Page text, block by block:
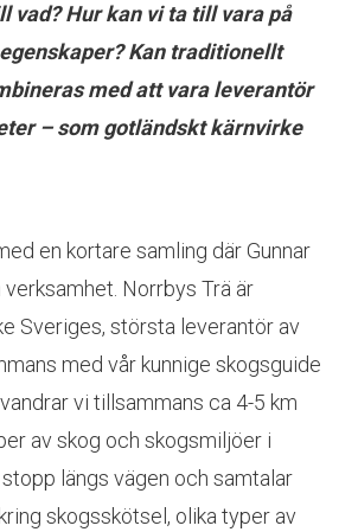
vad? Hur kan vi ta till vara på
Kan traditionellt
med att vara leverantör
– som gotländskt kärnvirke
en kortare samling där Gunnar
Norrbys Trä är
Sveriges, största leverantör av
med vår kunnige skogsguide
vi tillsammans ca 4-5 km
av skog och skogsmiljöer i
längs vägen och samtalar
skogsskötsel, olika typer av